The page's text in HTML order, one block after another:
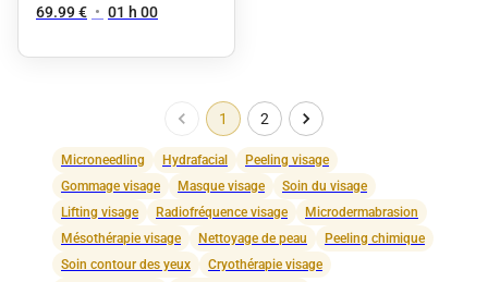
Peau Neuve (
69.99 € • 01 h 00
1 2
Microneedling Hydrafacial
Peeling visage
Gommage visage
Masque visage
Soin du visage
Lifting visage
Radiofréquence visage
Microdermabrasion
Mésothérapie visage
Nettoyage de peau
Peeling chimique
Soin contour des yeux
Cryothérapie visage